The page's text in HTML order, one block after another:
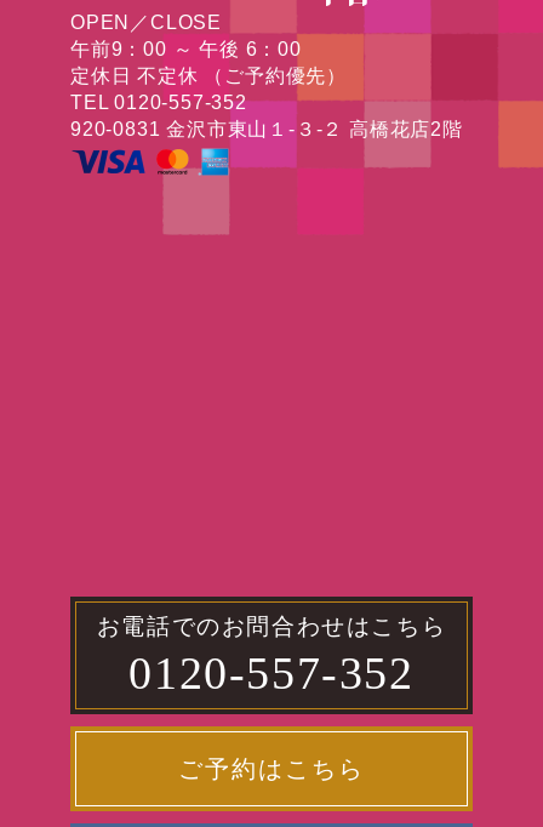
OPEN／CLOSE
午前9：00 ～ 午後 6：00
定休日 不定休 （ご予約優先）
TEL 0120-557-352
920-0831 金沢市東山１-３-２ 高橋花店2階
お電話でのお問合わせはこちら
0120-557-352
ご予約はこちら